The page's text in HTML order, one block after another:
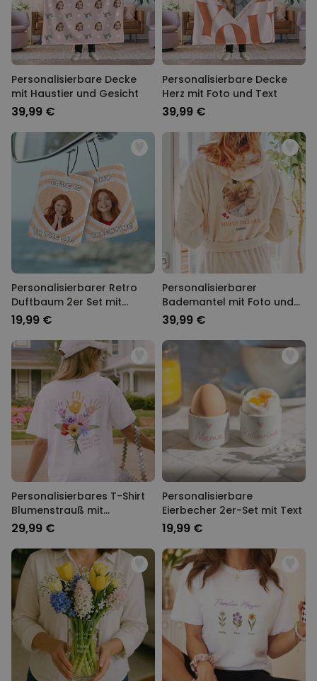
Personalisierbare Decke
mit Haustier und Gesicht
39,99 €
Personalisierbare Decke
Herz mit Foto und Text
39,99 €
Personalisierbarer Retro
Duftbaum 2er Set mit
Gesicht und Text
19,99 €
Personalisierbarer
Bademantel mit Foto und
Namen
39,99 €
Personalisierbares T-Shirt
Blumenstrauß mit
Handabdruck
29,99 €
Personalisierbare
Eierbecher 2er-Set mit Text
19,99 €